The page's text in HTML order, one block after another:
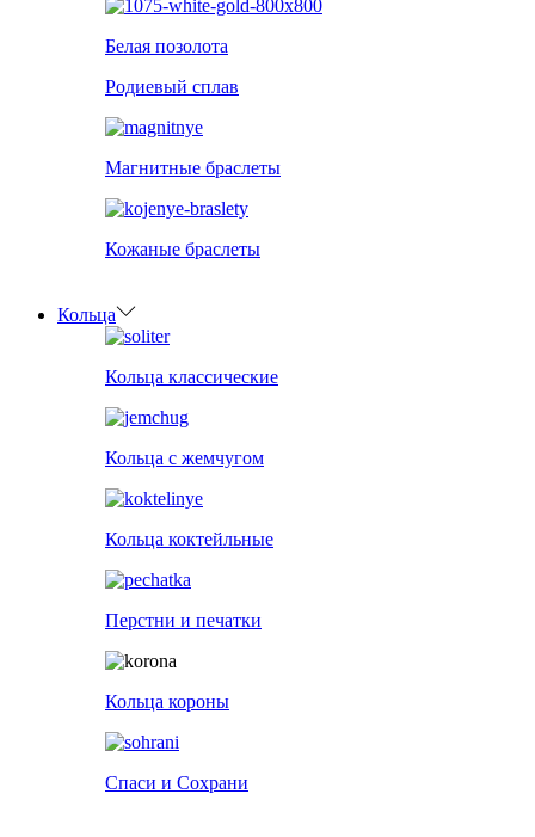
Белая позолота
Родиевый сплав
Магнитные браслеты
Кожаные браслеты
Кольца
Кольца классические
Кольца с жемчугом
Кольца коктейльные
Перстни и печатки
Кольца короны
Спаси и Сохрани